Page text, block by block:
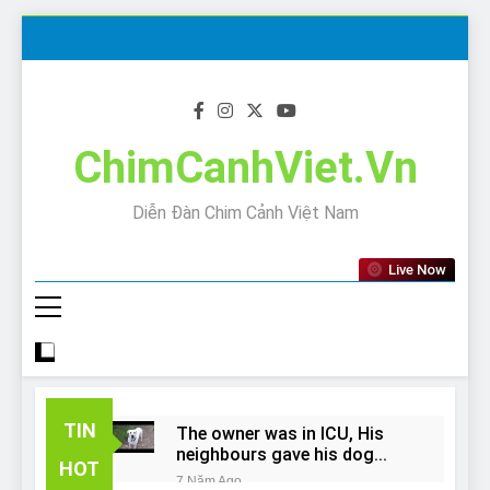
ChimCanhViet.Vn
Diễn Đàn Chim Cảnh Việt Nam
Live Now
TIN
HOT
The owner was in ICU, His
neighbours gave his dog
away!
7 Năm Ago